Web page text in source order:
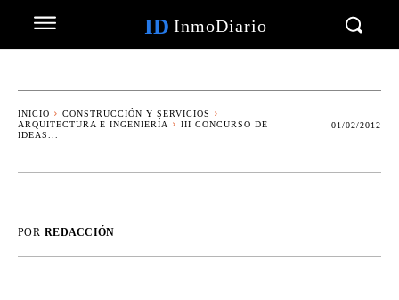
ID InmoDiario
INICIO
CONSTRUCCIÓN Y SERVICIOS
ARQUITECTURA E INGENIERÍA
III CONCURSO DE
IDEAS...
01/02/2012
POR REDACCIÓN